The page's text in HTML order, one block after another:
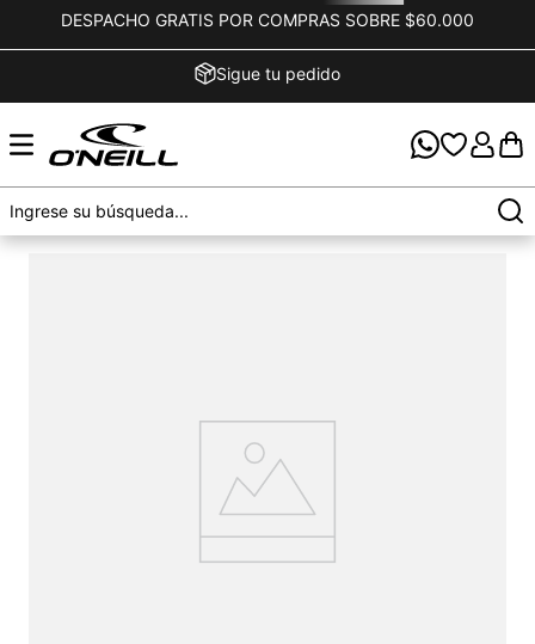
DESPACHO GRATIS POR COMPRAS SOBRE $60.000
Sigue tu pedido